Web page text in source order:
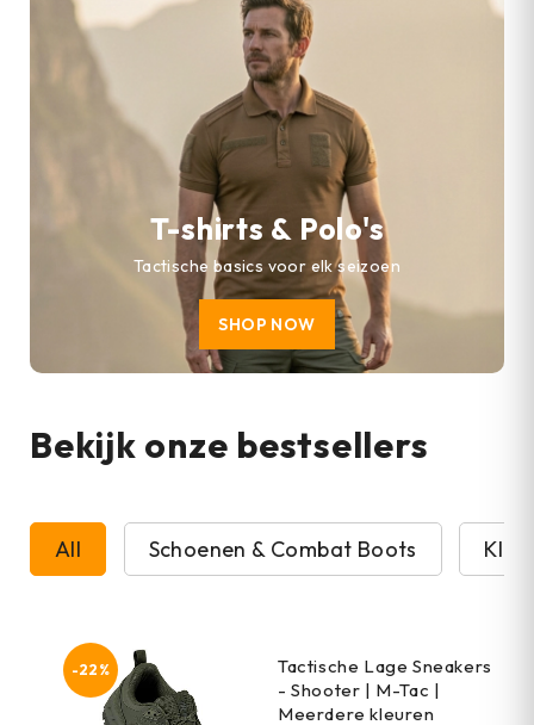
T-shirts & Polo's
Tactische basics voor elk seizoen
SHOP NOW
Bekijk onze bestsellers
All Schoenen & Combat Boots
-22%
Tactische Lage Sneakers
- Shooter | M-Tac |
Meerdere kleuren